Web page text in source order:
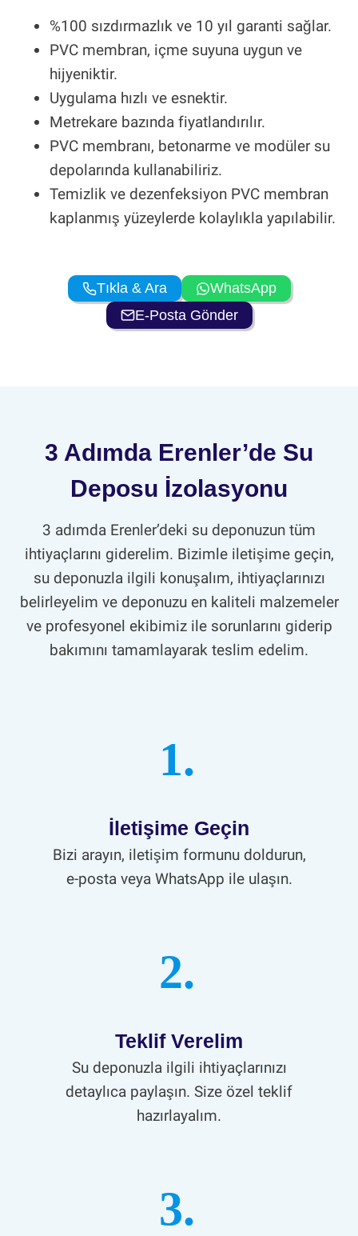
%100 sızdırmazlık ve 10 yıl garanti sağlar.
PVC membran, içme suyuna uygun ve
hijyeniktir.
Uygulama hızlı ve esnektir.
Metrekare bazında fiyatlandırılır.
PVC membranı, betonarme ve modüler su
depolarında kullanabiliriz.
Temizlik ve dezenfeksiyon PVC membran
kaplanmış yüzeylerde kolaylıkla yapılabilir.
Tıkla & Ara
WhatsApp
E-Posta Gönder
3 Adımda Erenler’de Su
Deposu İzolasyonu
3 adımda Erenler’deki su deponuzun tüm
ihtiyaçlarını giderelim. Bizimle iletişime geçin,
su deponuzla ilgili konuşalım, ihtiyaçlarınızı
belirleyelim ve deponuzu en kaliteli malzemeler
ve profesyonel ekibimiz ile sorunlarını giderip
bakımını tamamlayarak teslim edelim.
1.
İletişime Geçin
Bizi arayın, iletişim formunu doldurun,
e-posta veya WhatsApp ile ulaşın.
2.
Teklif Verelim
Su deponuzla ilgili ihtiyaçlarınızı
detaylıca paylaşın. Size özel teklif
hazırlayalım.
3.